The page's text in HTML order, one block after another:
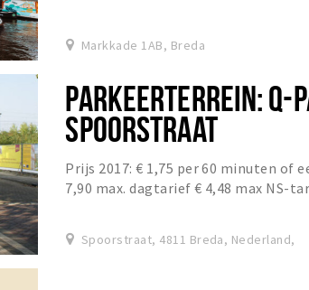
Markkade 1AB, Breda
PARKEERTERREIN: Q-
SPOORSTRAAT
Prijs 2017: € 1,75 per 60 minuten of
7,90 max. dagtarief € 4,48 max NS-
Spoorstraat, 4811 Breda, Nederland,